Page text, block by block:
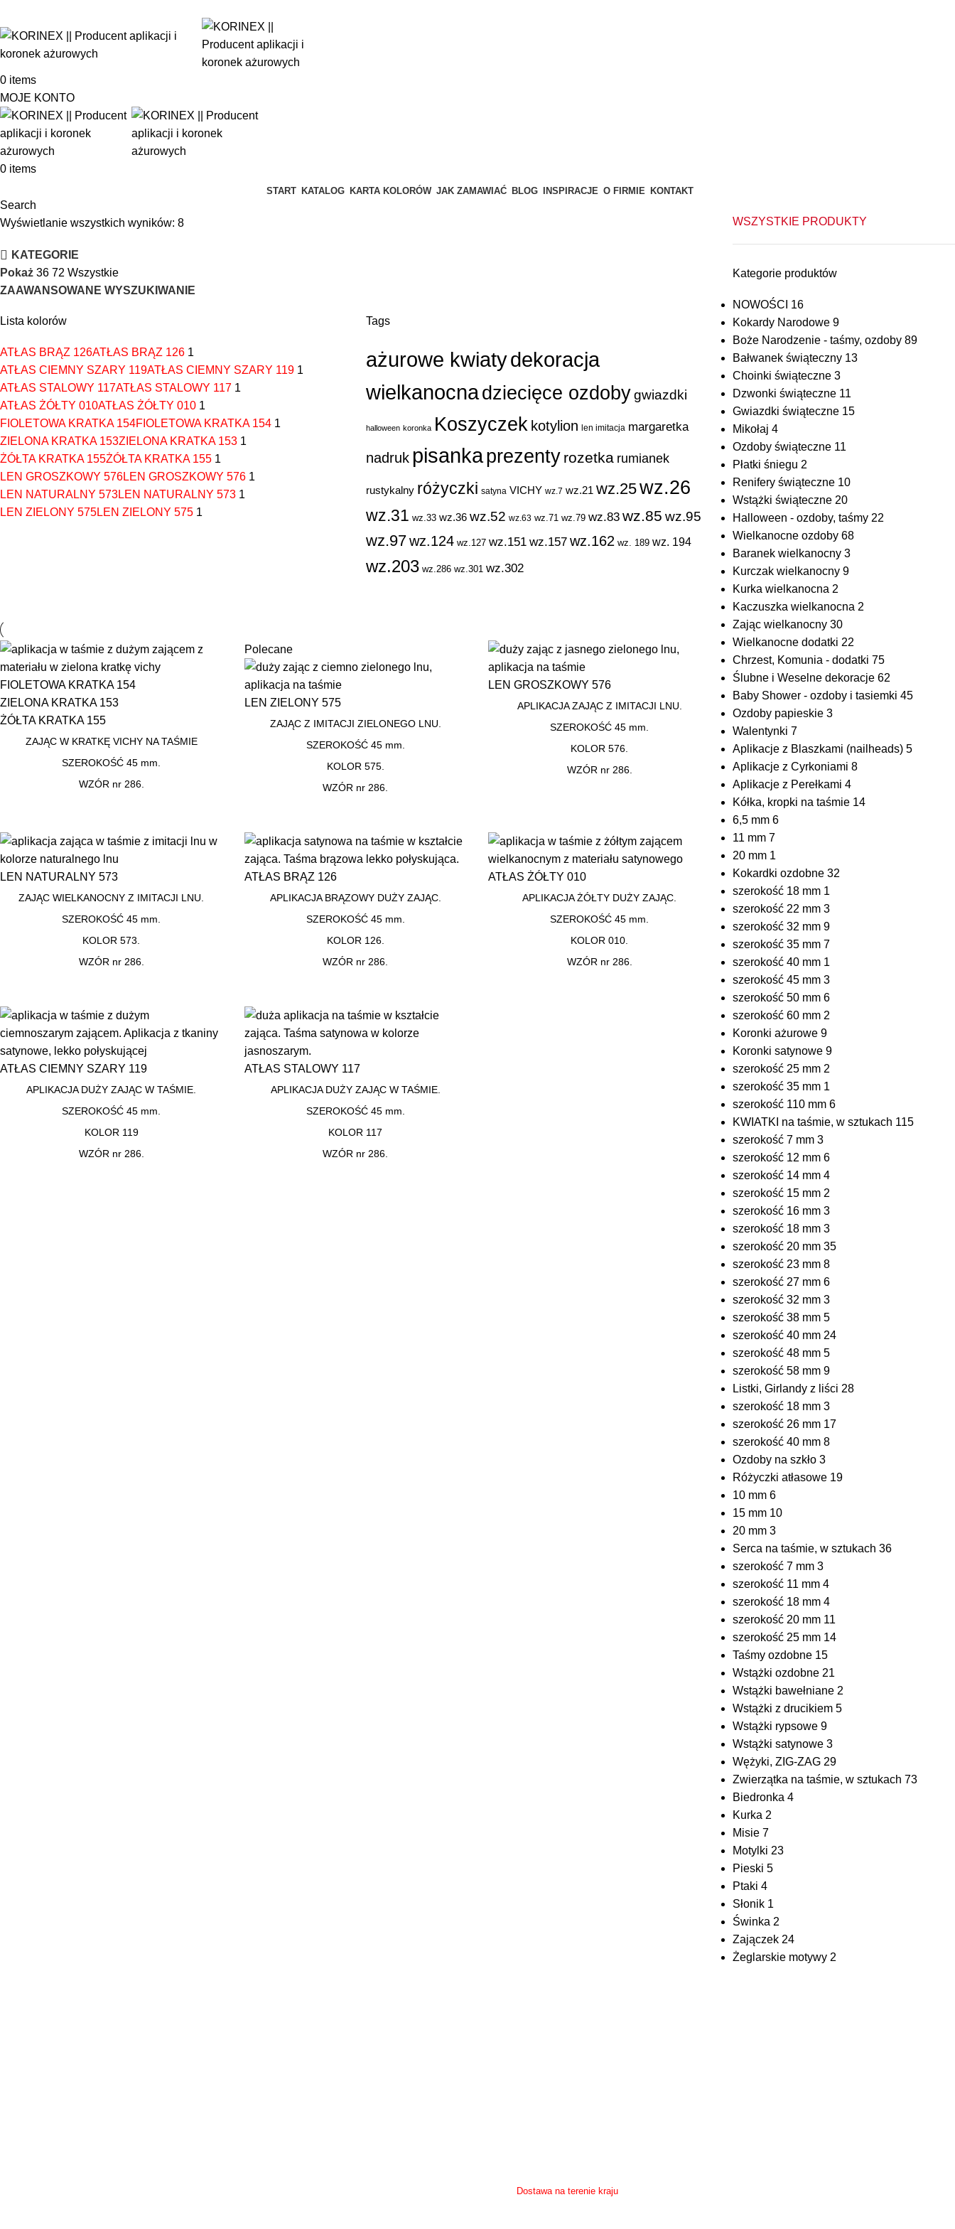
0 items
MOJE KONTO
0 items
START KATALOG KARTA KOLORÓW JAK ZAMAWIAĆ BLOG INSPIRACJE O FIRMIE KONTAKT
Search
Wyświetlanie wszystkich wyników: 8
KATEGORIE
Pokaż 36 72 Wszystkie
ZAAWANSOWANE WYSZUKIWANIE
Lista kolorów
ATŁAS BRĄZ 126ATŁAS BRĄZ 126 1
ATŁAS CIEMNY SZARY 119ATŁAS CIEMNY SZARY 119 1
ATŁAS STALOWY 117ATŁAS STALOWY 117 1
ATŁAS ŻÓŁTY 010ATŁAS ŻÓŁTY 010 1
FIOLETOWA KRATKA 154FIOLETOWA KRATKA 154 1
ZIELONA KRATKA 153ZIELONA KRATKA 153 1
ŻÓŁTA KRATKA 155ŻÓŁTA KRATKA 155 1
LEN GROSZKOWY 576LEN GROSZKOWY 576 1
LEN NATURALNY 573LEN NATURALNY 573 1
LEN ZIELONY 575LEN ZIELONY 575 1
Tags
ażurowe kwiatydekoracja
wielkanocna dziecięce ozdoby gwiazdki
halloween koronka Koszyczek kotylion len imitacja margaretka
nadruk pisankaprezenty rozetka rumianek
rustykalny różyczki satyna VICHY wz.7 wz.21 wz.25wz.26
wz.31 wz.33 wz.36 wz.52 wz.63 wz.71 wz.79 wz.83 wz.85 wz.95
wz.97wz.124 wz.127 wz.151 wz.157 wz.162 wz. 189 wz. 194
wz.203 wz.286 wz.301 wz.302
FIOLETOWA KRATKA 154
ZIELONA KRATKA 153
ŻÓŁTA KRATKA 155
ZAJĄC W KRATKĘ VICHY NA TAŚMIE
SZEROKOŚĆ 45 mm.
WZÓR nr 286.
Polecane
LEN ZIELONY 575
ZAJĄC Z IMITACJI ZIELONEGO LNU.
SZEROKOŚĆ 45 mm.
KOLOR 575.
WZÓR nr 286.
LEN GROSZKOWY 576
APLIKACJA ZAJĄC Z IMITACJI LNU.
SZEROKOŚĆ 45 mm.
KOLOR 576.
WZÓR nr 286.
LEN NATURALNY 573
ZAJĄC WIELKANOCNY Z IMITACJI LNU.
SZEROKOŚĆ 45 mm.
KOLOR 573.
WZÓR nr 286.
ATŁAS BRĄZ 126
APLIKACJA BRĄZOWY DUŻY ZAJĄC.
SZEROKOŚĆ 45 mm.
KOLOR 126.
WZÓR nr 286.
ATŁAS ŻÓŁTY 010
APLIKACJA ŻÓŁTY DUŻY ZAJĄC.
SZEROKOŚĆ 45 mm.
KOLOR 010.
WZÓR nr 286.
ATŁAS CIEMNY SZARY 119
APLIKACJA DUŻY ZAJĄC W TAŚMIE.
SZEROKOŚĆ 45 mm.
KOLOR 119
WZÓR nr 286.
ATŁAS STALOWY 117
APLIKACJA DUŻY ZAJĄC W TAŚMIE.
SZEROKOŚĆ 45 mm.
KOLOR 117
WZÓR nr 286.
WSZYSTKIE PRODUKTY
Kategorie produktów
NOWOŚCI 16
Kokardy Narodowe 9
Boże Narodzenie - taśmy, ozdoby 89
Bałwanek świąteczny 13
Choinki świąteczne 3
Dzwonki świąteczne 11
Gwiazdki świąteczne 15
Mikołaj 4
Ozdoby świąteczne 11
Płatki śniegu 2
Renifery świąteczne 10
Wstążki świąteczne 20
Halloween - ozdoby, taśmy 22
Wielkanocne ozdoby 68
Baranek wielkanocny 3
Kurczak wielkanocny 9
Kurka wielkanocna 2
Kaczuszka wielkanocna 2
Zając wielkanocny 30
Wielkanocne dodatki 22
Chrzest, Komunia - dodatki 75
Ślubne i Weselne dekoracje 62
Baby Shower - ozdoby i tasiemki 45
Ozdoby papieskie 3
Walentynki 7
Aplikacje z Blaszkami (nailheads) 5
Aplikacje z Cyrkoniami 8
Aplikacje z Perełkami 4
Kółka, kropki na taśmie 14
6,5 mm 6
11 mm 7
20 mm 1
Kokardki ozdobne 32
szerokość 18 mm 1
szerokość 22 mm 3
szerokość 32 mm 9
szerokość 35 mm 7
szerokość 40 mm 1
szerokość 45 mm 3
szerokość 50 mm 6
szerokość 60 mm 2
Koronki ażurowe 9
Koronki satynowe 9
szerokość 25 mm 2
szerokość 35 mm 1
szerokość 110 mm 6
KWIATKI na taśmie, w sztukach 115
szerokość 7 mm 3
szerokość 12 mm 6
szerokość 14 mm 4
szerokość 15 mm 2
szerokość 16 mm 3
szerokość 18 mm 3
szerokość 20 mm 35
szerokość 23 mm 8
szerokość 27 mm 6
szerokość 32 mm 3
szerokość 38 mm 5
szerokość 40 mm 24
szerokość 48 mm 5
szerokość 58 mm 9
Listki, Girlandy z liści 28
szerokość 18 mm 3
szerokość 26 mm 17
szerokość 40 mm 8
Ozdoby na szkło 3
Różyczki atłasowe 19
10 mm 6
15 mm 10
20 mm 3
Serca na taśmie, w sztukach 36
szerokość 7 mm 3
szerokość 11 mm 4
szerokość 18 mm 4
szerokość 20 mm 11
szerokość 25 mm 14
Taśmy ozdobne 15
Wstążki ozdobne 21
Wstążki bawełniane 2
Wstążki z drucikiem 5
Wstążki rypsowe 9
Wstążki satynowe 3
Wężyki, ZIG-ZAG 29
Zwierzątka na taśmie, w sztukach 73
Biedronka 4
Kurka 2
Misie 7
Motylki 23
Pieski 5
Ptaki 4
Słonik 1
Świnka 2
Zajączek 24
Żeglarskie motywy 2
Dostawa na terenie kraju